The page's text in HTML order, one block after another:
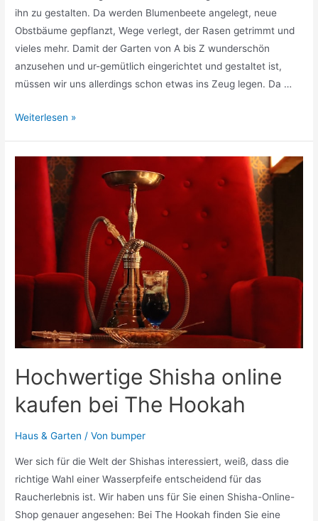
ihn zu gestalten. Da werden Blumenbeete angelegt, neue
Obstbäume gepflanzt, Wege verlegt, der Rasen getrimmt und
vieles mehr. Damit der Garten von A bis Z wunderschön
anzusehen und ur-gemütlich eingerichtet und gestaltet ist,
müssen wir uns allerdings schon etwas ins Zeug legen. Da …
Schöne
Gartengestaltung
Weiterlesen »
Hochwertige Shisha online
kaufen bei The Hookah
Haus & Garten / Von bumper
Wer sich für die Welt der Shishas interessiert, weiß, dass die
richtige Wahl einer Wasserpfeife entscheidend für das
Raucherlebnis ist. Wir haben uns für Sie einen Shisha-Online-
Shop genauer angesehen: Bei The Hookah finden Sie eine